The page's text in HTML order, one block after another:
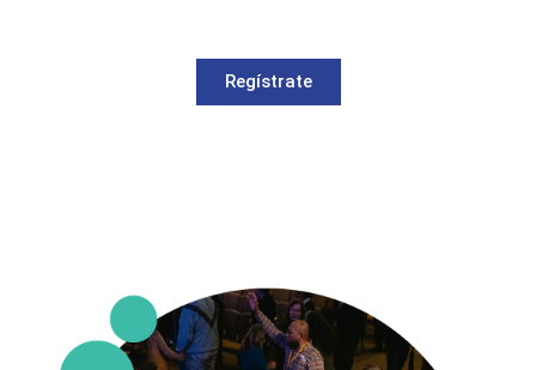
Regístrate